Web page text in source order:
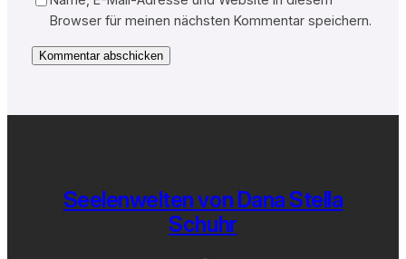
Browser für meinen nächsten Kommentar speichern.
Seelenwelten von Dana Stella
Schuhr